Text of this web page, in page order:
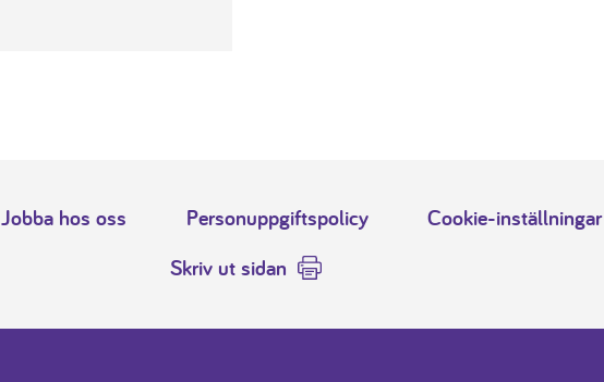
Jobba hos oss Personuppgiftspolicy Cookie-inställningar
Skriv ut sidan